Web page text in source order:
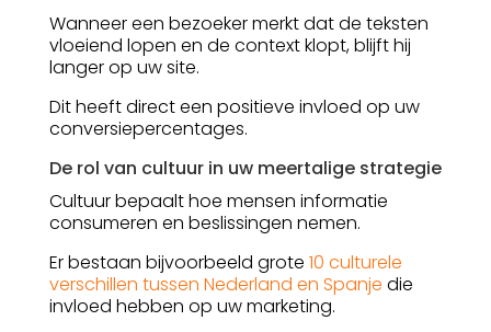
Wanneer een bezoeker merkt dat de teksten
vloeiend lopen en de context klopt, blijft hij
langer op uw site.
Dit heeft direct een positieve invloed op uw
conversiepercentages.
De rol van cultuur in uw meertalige strategie
Cultuur bepaalt hoe mensen informatie
consumeren en beslissingen nemen.
Er bestaan bijvoorbeeld grote 10 culturele
verschillen tussen Nederland en Spanje die
invloed hebben op uw marketing.